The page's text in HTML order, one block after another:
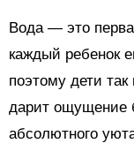
Вода — это
каждый ребенок
поэтому дети
дарит ощущение
абсолютного